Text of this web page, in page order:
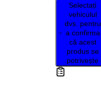
Selectați
vehiculul
dvs. pentru
a confirma
că acest
produs se
potrivește